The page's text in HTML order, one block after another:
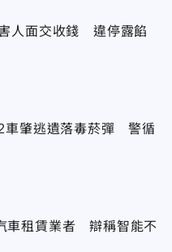
人面交收錢 違停露餡
車肇逃遺落毒菸彈 警循
車租賃業者 辯稱智能不